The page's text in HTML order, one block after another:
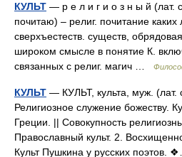
КУЛЬТ — р е л и г и о з н ы й (лат.
почитаю) – религ. почитание
сверхъестеств. существ,
широком смысле в понятие К.
связанных с религ. магич …
КУЛЬТ — КУЛЬТ, культа, муж. (лат.
Религиозное служение божеству.
Греции. || Совокупность
Православный культ. 2.
Культ Пушкина у русских